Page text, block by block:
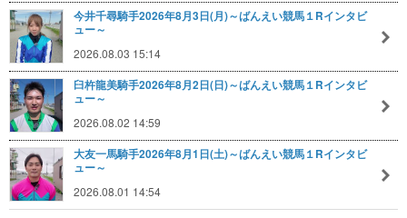
今井千尋騎手2026年8月3日(月)～ばんえい競馬１Rインタビ
ュー～
2026.08.03 15:14
臼杵龍美騎手2026年8月2日(日)～ばんえい競馬１Rインタビ
ュー～
2026.08.02 14:59
大友一馬騎手2026年8月1日(土)～ばんえい競馬１Rインタビ
ュー～
2026.08.01 14:54